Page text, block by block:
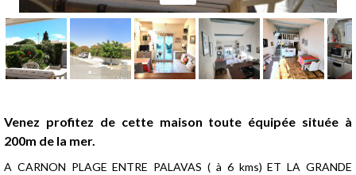
Présentation
Venez profitez de cette maison toute équipée située à
200m de la mer.
A CARNON PLAGE ENTRE PALAVAS ( à 6 kms) ET LA GRANDE